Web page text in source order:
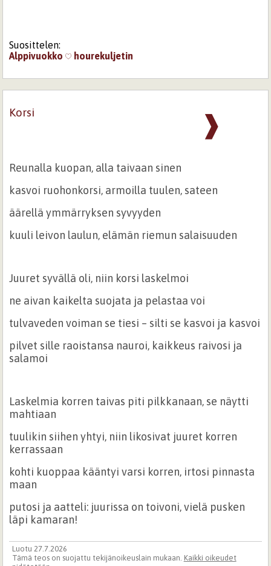
Suosittelen:
Alppivuokko
hourekuljetin
❱
Korsi
Reunalla kuopan, alla taivaan sinen
kasvoi ruohonkorsi, armoilla tuulen, sateen
äärellä ymmärryksen syvyyden
kuuli leivon laulun, elämän riemun salaisuuden
Juuret syvällä oli, niin korsi laskelmoi
ne aivan kaikelta suojata ja pelastaa voi
tulvaveden voiman se tiesi – silti se kasvoi ja kasvoi
pilvet sille raoistansa nauroi, kaikkeus raivosi ja
salamoi
Laskelmia korren taivas piti pilkkanaan, se näytti
mahtiaan
tuulikin siihen yhtyi, niin likosivat juuret korren
kerrassaan
kohti kuoppaa kääntyi varsi korren, irtosi pinnasta
maan
putosi ja aatteli: juurissa on toivoni, vielä pusken
läpi kamaran!
Luotu 27.7.2026
Tämä teos on suojattu tekijänoikeuslain mukaan. Kaikki oikeudet